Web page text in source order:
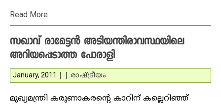
Read More
സഖാവ് രാമേട്ടന്‍ അടിയന്തിരാവസ്ഥയിലെ
അറിയപ്പെടാത്ത പോരാളി
January, 2011 രാഷ്ട്രീയം
മുഖ്യമന്ത്രി കരുണാകരന്റെ കാറിന് കല്ലെറിഞ്ഞ്